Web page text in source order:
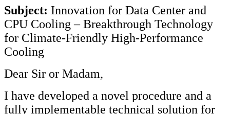
Subject: Innovation for Data Center and
CPU Cooling – Breakthrough Technology
for Climate-Friendly High-Performance
Cooling
Dear Sir or Madam,
I have developed a novel procedure and a
fully implementable technical solution for